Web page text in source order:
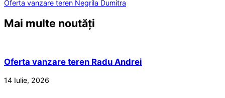
Oferta vanzare teren Negrila Dumitra
Mai multe noutăți
Oferta vanzare teren Radu Andrei
14 Iulie, 2026